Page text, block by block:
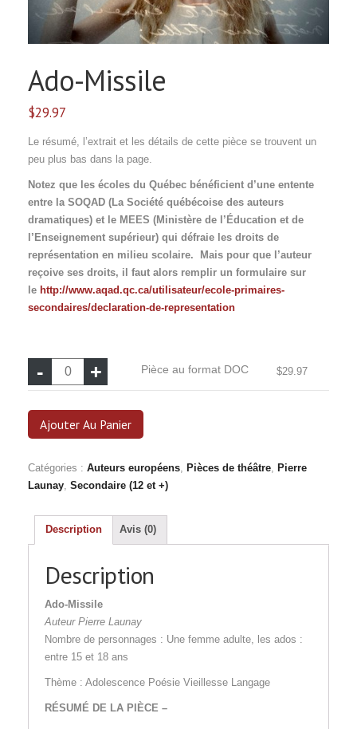
Ado-Missile
$29.97
Le résumé, l’extrait et les détails de cette pièce se trouvent un
peu plus bas dans la page.
Notez que les écoles du Québec bénéficient d’une entente
entre la SOQAD (La Société québécoise des auteurs
dramatiques) et le MEES (Ministère de l’Éducation et de
l’Enseignement supérieur) qui défraie les droits de
représentation en milieu scolaire. Mais pour que l’auteur
reçoive ses droits, il faut alors remplir un formulaire sur
le http://www.aqad.qc.ca/utilisateur/ecole-primaires-
secondaires/declaration-de-representation
quantité
de
format
Pièce au format DOC $29.97
Ajouter Au Panier
Catégories : Auteurs européens Pièces de théâtre Pierre
Launay Secondaire (12 et +)
Description Avis (0)
Description
Ado-Missile
Auteur Pierre Launay
Nombre de personnages : Une femme adulte, les ados :
entre 15 et 18 ans
Thème : Adolescence Poésie Vieillesse Langage
RÉSUMÉ DE LA PIÈCE –